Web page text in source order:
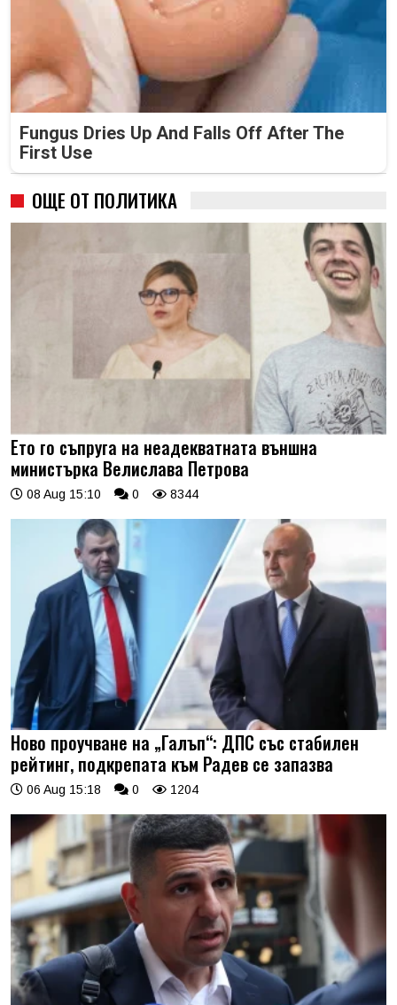
Fungus Dries Up And Falls Off After The
First Use
ОЩЕ ОТ ПОЛИТИКА
Ето го съпруга на неадекватната външна
министърка Велислава Петрова
08 Aug 15:10 0 8344
Ново проучване на „Галъп“: ДПС със стабилен
рейтинг, подкрепата към Радев се запазва
06 Aug 15:18 0 1204